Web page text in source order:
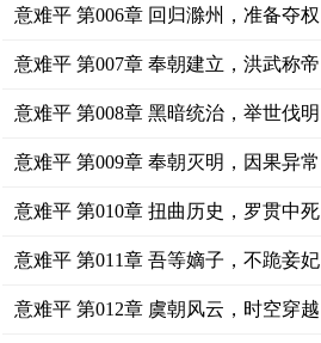
意难平 第006章 回归滁州，准备夺权
意难平 第007章 奉朝建立，洪武称帝
意难平 第008章 黑暗统治，举世伐明
意难平 第009章 奉朝灭明，因果异常
意难平 第010章 扭曲历史，罗贯中死
意难平 第011章 吾等嫡子，不跪妾妃
意难平 第012章 虞朝风云，时空穿越